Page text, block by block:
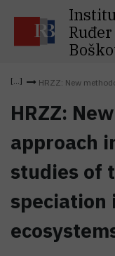
Ruđer
HRZZ: New
HRZZ:
approach
studies of
speciation